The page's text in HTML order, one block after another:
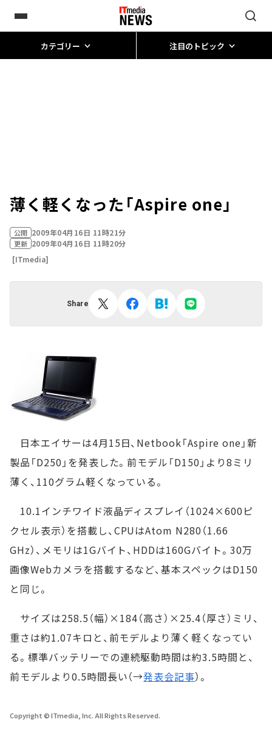
カテゴリー 注目のトピック
薄く軽くなった「Aspire one」
公開 2009年04月16日 11時21分
更新 2009年04月16日 11時20分
[ITmedia]
Share
日本エイサーは4月15日、Netbook「Aspire one」新
製品「D250」を発表した。前モデル「D150」より8ミリ
薄く、110グラム軽くなっている。
10.1インチワイド液晶ディスプレイ（1024×600ピ
クセル表示）を搭載し、CPUはAtom N280（1.66
GHz）、メモリは1Gバイト、HDDは160Gバイト。30万
画像Webカメラを搭載するなど、基本スペックはD150
と同じ。
サイズは258.5（幅）×184（高さ）×25.4（厚さ）ミリ、
重さは約1.07キロと、前モデルより薄く軽くなってい
る。標準バッテリーでの連続駆動時間は約3.5時間と、
前モデルより0.5時間長い（→発表会記事）。
Copyright © ITmedia, Inc. All Rights Reserved.